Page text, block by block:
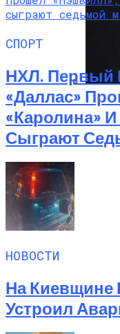
В
СПОРТ
НХЛ. Первый
«Даллас»
«Каролина»
Сыграют
НОВОСТИ
На Киевщине
Устроил